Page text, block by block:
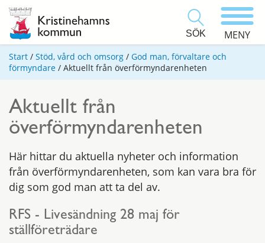
SÖK MENY
Start / Stöd, vård och omsorg / God man, förvaltare och
förmyndare / Aktuellt från överförmyndarenheten
Aktuellt från
överförmyndarenheten
Här hittar du aktuella nyheter och information
från överförmyndarenheten, som kan vara bra för
dig som god man att ta del av.
RFS - Livesändning 28 maj för
ställföreträdare